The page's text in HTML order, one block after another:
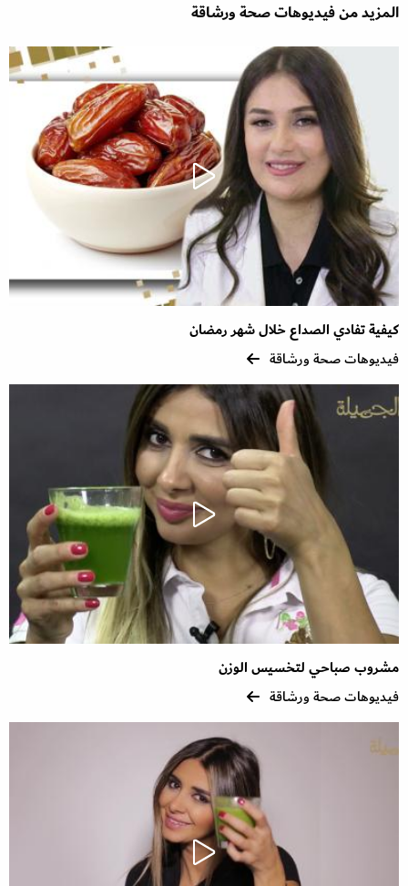
المزيد من فيديوهات صحة ورشاقة
كيفية تفادي الصداع خلال شهر رمضان
فيديوهات صحة ورشاقة
مشروب صباحي لتخسيس الوزن
فيديوهات صحة ورشاقة